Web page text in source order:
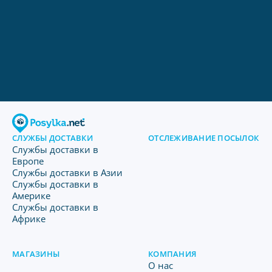
СЛУЖБЫ ДОСТАВКИ
Службы доставки в
Европе
Службы доставки в Азии
Службы доставки в
Америке
Службы доставки в
Африке
ОТСЛЕЖИВАНИЕ ПОСЫЛОК
МАГАЗИНЫ КОМПАНИЯ
O нас